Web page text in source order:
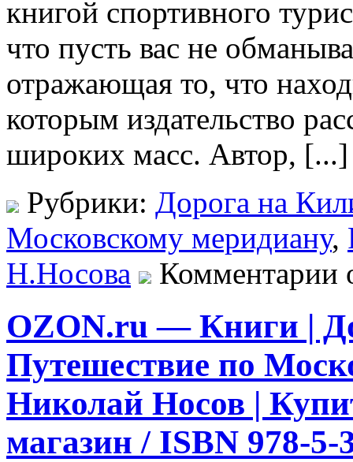
книгой спортивного
что пусть вас не
отражающая то, что
которым издательство
широких масс. Автор, [...]
Рубрики: Дорога на
Московскому меридиану,
Н.Носова
Комментарии
OZON.ru — Книги |
Путешествие по
Николай Носов |
магазин / ISBN 978-5-